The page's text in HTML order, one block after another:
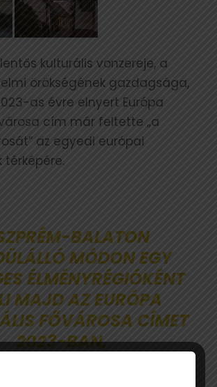
kulturális vonzereje, a
örökségének gazdagsága,
as évre elnyert Európa
cím már feltette „a
az egyedi európai
térképére.
BALATON
MÓDON EGY
ÉLMÉNYRÉGIÓKÉNT
MAJD AZ EURÓPA
FŐVÁROSA CÍMET
2023-BAN,